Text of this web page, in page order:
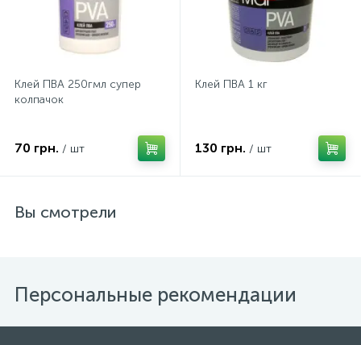
Клей ПВА 250гмл супер
колпачок
70 грн. / шт
Клей ПВА 1 кг
130 грн. / шт
Вы смотрели
Персональные рекомендации